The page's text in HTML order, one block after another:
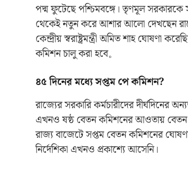
পদ্ম ফুটেছে পশ্চিমবঙ্গে। তৃণমূল
থেকেই নতুন করে আশার আলো দেখছেন
কেন্দ্রীয় স্বরাষ্ট্রমন্ত্রী অমিত শাহ ঘোষণা
কমিশন চালু করা হবে。
৪৫ দিনের মধ্যে সপ্তম পে কমিশন?
রাজ্যের সরকারি কর্মচারীদের দীর্ঘদিনের
এখনও ষষ্ঠ বেতন কমিশনের আওতায় বেতন
রাজ্য বাজেটে সপ্তম বেতন কমিশনের
নির্দেশিকা এখনও প্রকাশ্যে আসেনি।